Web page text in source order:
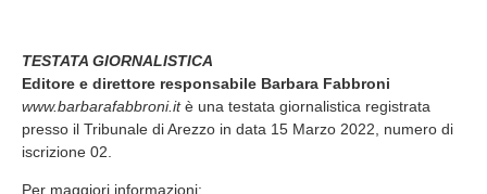
TESTATA GIORNALISTICA
Editore e direttore responsabile Barbara Fabbroni
www.barbarafabbroni.it è una testata giornalistica registrata
presso il Tribunale di Arezzo in data 15 Marzo 2022, numero di
iscrizione 02.
Per maggiori informazioni: